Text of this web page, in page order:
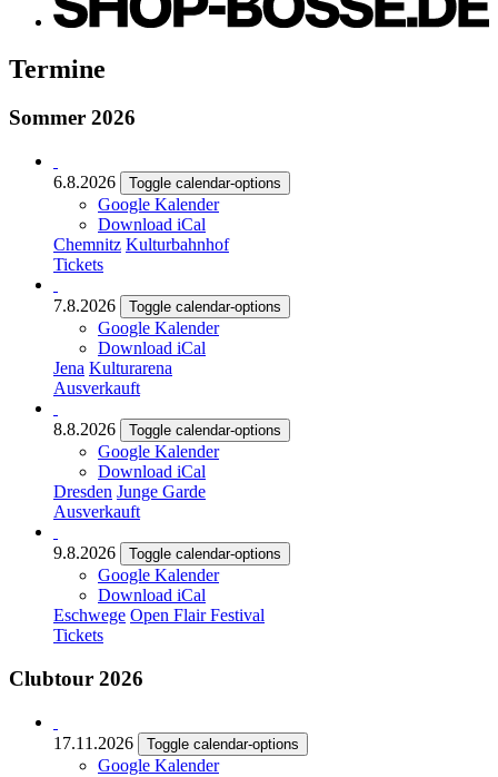
Termine
Sommer 2026
6.8.2026 Toggle calendar-options
Google Kalender
Download iCal
Chemnitz Kulturbahnhof
Tickets
7.8.2026 Toggle calendar-options
Google Kalender
Download iCal
Jena Kulturarena
Ausverkauft
8.8.2026 Toggle calendar-options
Google Kalender
Download iCal
Dresden Junge Garde
Ausverkauft
9.8.2026 Toggle calendar-options
Google Kalender
Download iCal
Eschwege Open Flair Festival
Tickets
Clubtour 2026
17.11.2026 Toggle calendar-options
Google Kalender